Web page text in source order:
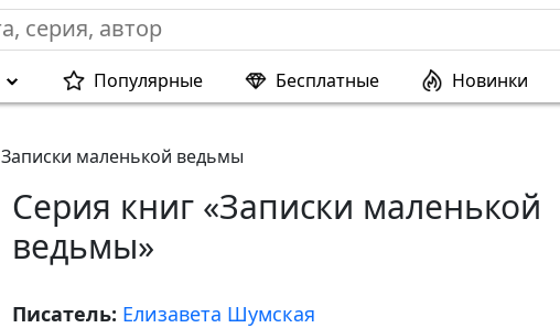
Популярные Бесплатные Новинки
Записки маленькой ведьмы
Серия книг «Записки маленькой
ведьмы»
Писатель: Елизавета Шумская